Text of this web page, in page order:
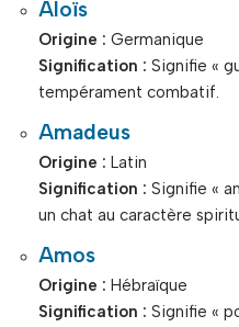
Aloïs
Origine : Germanique
Signification : Signifie «
tempérament combatif.
Amadeus
Origine : Latin
Signification : Signifie «
un chat au caractère
Amos
Origine : Hébraïque
Signification : Signifie «